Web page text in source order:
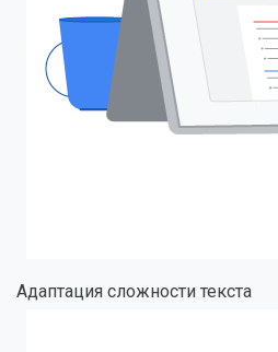
Адаптация сложности текста